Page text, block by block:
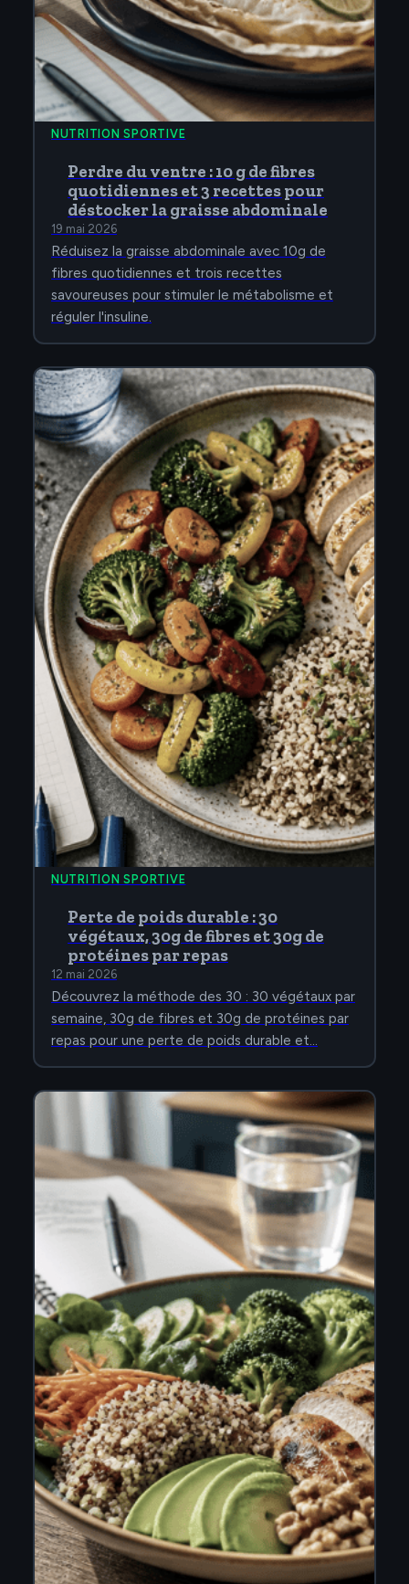
NUTRITION SPORTIVE
Perdre du ventre : 10 g de fibres
quotidiennes et 3 recettes pour
déstocker la graisse abdominale
19 mai 2026
Réduisez la graisse abdominale avec 10g de
fibres quotidiennes et trois recettes
savoureuses pour stimuler le métabolisme et
réguler l'insuline.
NUTRITION SPORTIVE
Perte de poids durable : 30
végétaux, 30g de fibres et 30g de
protéines par repas
12 mai 2026
Découvrez la méthode des 30 : 30 végétaux par
semaine, 30g de fibres et 30g de protéines par
repas pour une perte de poids durable et…